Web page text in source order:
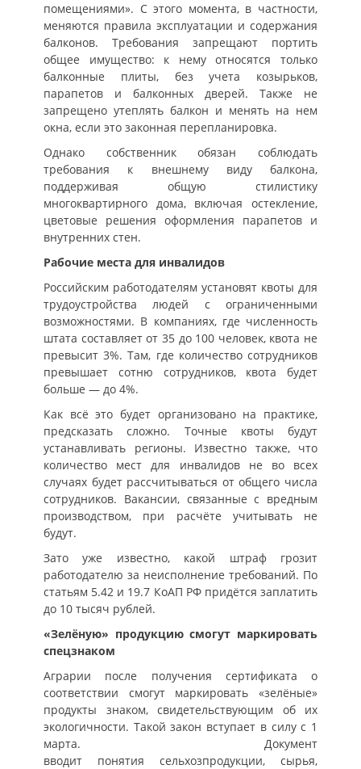
помещениями». С этого момента, в частности,
меняются правила эксплуатации и содержания
балконов. Требования запрещают портить
общее имущество: к нему относятся только
балконные плиты, без учета козырьков,
парапетов и балконных дверей. Также не
запрещено утеплять балкон и менять на нем
окна, если это законная перепланировка.
Однако собственник обязан соблюдать
требования к внешнему виду балкона,
поддерживая общую стилистику
многоквартирного дома, включая остекление,
цветовые решения оформления парапетов и
внутренних стен.
Рабочие места для инвалидов
Российским работодателям установят квоты для
трудоустройства людей с ограниченными
возможностями. В компаниях, где численность
штата составляет от 35 до 100 человек, квота не
превысит 3%. Там, где количество сотрудников
превышает сотню сотрудников, квота будет
больше — до 4%.
Как всё это будет организовано на практике,
предсказать сложно. Точные квоты будут
устанавливать регионы. Известно также, что
количество мест для инвалидов не во всех
случаях будет рассчитываться от общего числа
сотрудников. Вакансии, связанные с вредным
производством, при расчёте учитывать не
будут.
Зато уже известно, какой штраф грозит
работодателю за неисполнение требований. По
статьям 5.42 и 19.7 КоАП РФ придётся заплатить
до 10 тысяч рублей.
«Зелёную» продукцию смогут маркировать
спецзнаком
Аграрии после получения сертификата о
соответствии смогут маркировать «зелёные»
продукты знаком, свидетельствующим об их
экологичности. Такой закон вступает в силу с 1
марта. Документ
вводит понятия сельхозпродукции, сырья,